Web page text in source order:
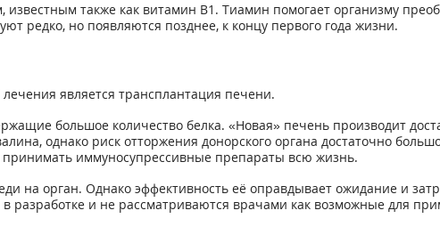
также как витамин B1. Тиамин помогает организму
редко, но появляются позднее, к концу первого года жизни.
является трансплантация печени.
большое количество белка. «Новая» печень производит
однако риск отторжения донорского органа достаточно
иммуносупрессивные препараты всю жизнь.
на орган. Однако эффективность её оправдывает ожидание и
разработке и не рассматриваются врачами как возможные для